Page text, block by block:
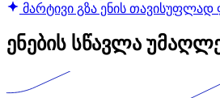
მარტივი გზა ენის
ენების სწავლა